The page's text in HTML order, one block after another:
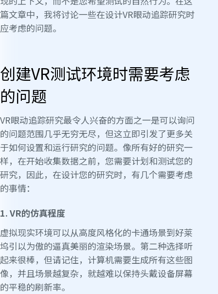
篇文章中，我将讨论一些在设计VR眼动追踪研究时
应考虑的问题。
创建VR测试环境时需要考虑
的问题
VR眼动追踪研究最令人兴奋的方面之一是可以询问
的问题范围几乎无穷无尽，但这立即引发了更多关
于如何设置和运行研究的问题。像所有好的研究一
样，在开始收集数据之前，您需要计划和测试您的
研究，因此，在设计您的研究时，有几个需要考虑
的事情：
1. VR的仿真程度
虚拟现实环境可以从高度风格化的卡通场景到好莱
坞引以为傲的逼真美丽的渲染场景。第二种选择听
起来很棒，但请记住，计算机需要生成所有这些图
像，并且场景越复杂，就越难以保持头戴设备屏幕
的平稳的刷新率。